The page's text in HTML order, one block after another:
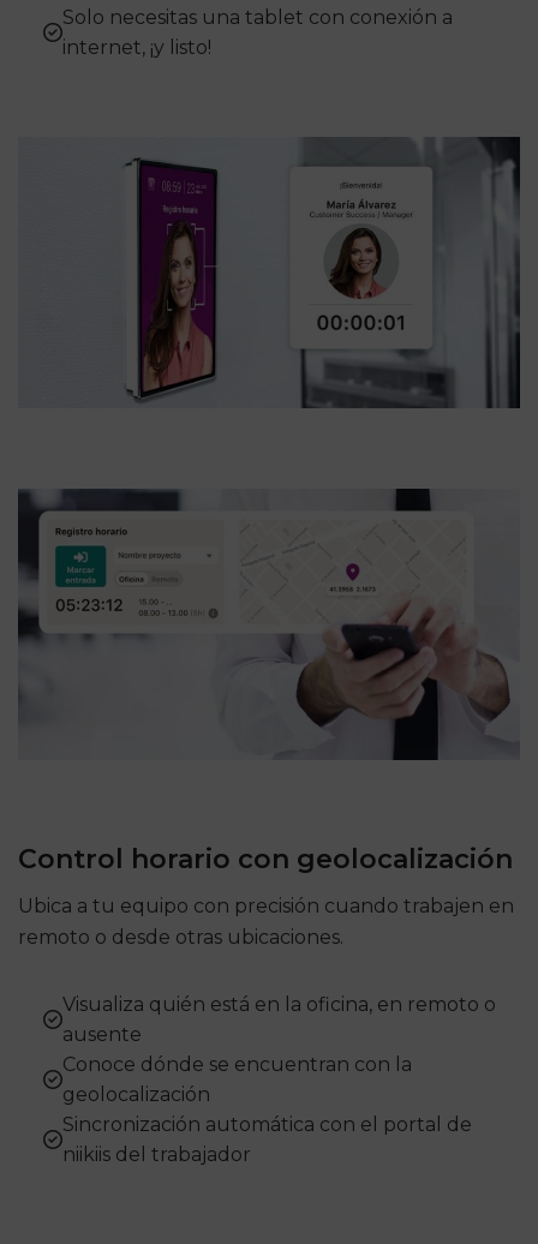
Solo necesitas una tablet con conexión a
internet, ¡y listo!
Control horario con geolocalización
Ubica a tu equipo con precisión cuando trabajen en
remoto o desde otras ubicaciones.
Visualiza quién está en la oficina, en remoto o
ausente
Conoce dónde se encuentran con la
geolocalización
Sincronización automática con el portal de
niikiis del trabajador